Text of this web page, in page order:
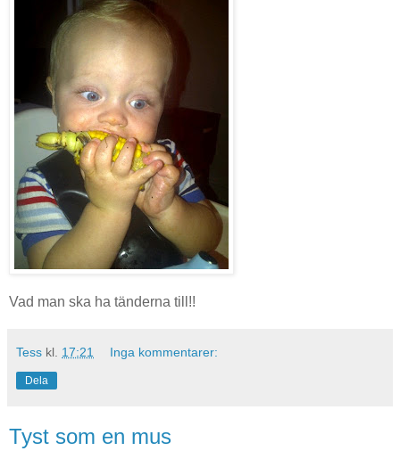
Vad man ska ha tänderna till!!
Tess kl. 17:21 Inga kommentarer:
Dela
Tyst som en mus